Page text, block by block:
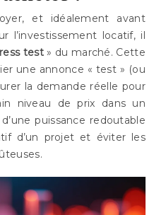
et idéalement avant
l’investissement locatif, il
test» du marché. Cette
une annonce « test » (ou
la demande réelle pour
niveau de prix dans un
puissance redoutable
d’un projet et éviter les